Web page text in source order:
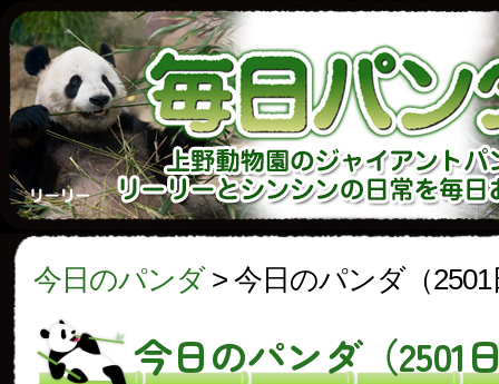
今日のパンダ> 今日のパンダ（2501
今日のパンダ（2501